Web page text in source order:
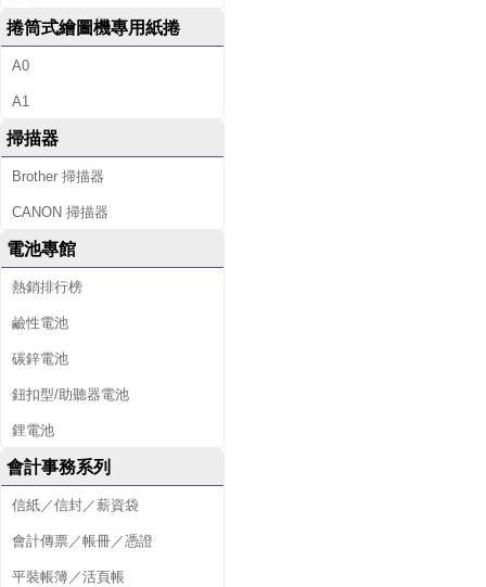
捲筒式繪圖機專用紙捲
A0
A1
掃描器
Brother 掃描器
CANON 掃描器
電池專館
熱銷排行榜
鹼性電池
碳鋅電池
鈕扣型/助聽器電池
鋰電池
會計事務系列
信紙／信封／薪資袋
會計傳票／帳冊／憑證
平裝帳簿／活頁帳